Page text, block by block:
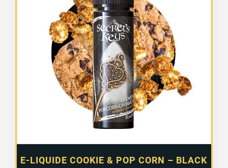
E-LIQUIDE COOKIE & POP CORN – BLACK